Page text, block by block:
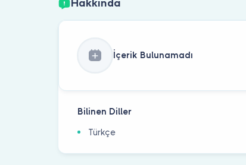
Hakkında
İçerik Bulunamadı
Bilinen Diller
Türkçe